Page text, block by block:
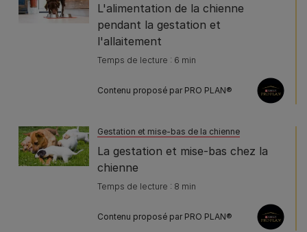
L'alimentation de la chienne
pendant la gestation et
l'allaitement
Temps de lecture : 6 min
Contenu proposé par PRO PLAN®
Gestation et mise-bas de la chienne
La gestation et mise-bas chez la
chienne
Temps de lecture : 8 min
Contenu proposé par PRO PLAN®